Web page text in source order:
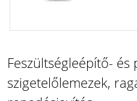
Feszültségleépítő- és
szigetelőlemezek,